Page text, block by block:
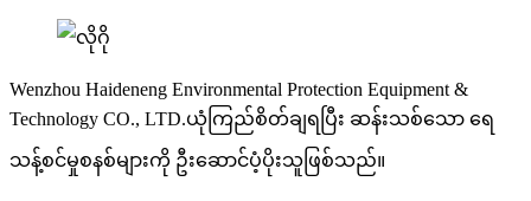
Wenzhou Haideneng Environmental Protection Equipment &
Technology CO., LTD.ယုံကြည်စိတ်ချရပြီး ဆန်းသစ်သော ရေ
သန့်စင်မှုစနစ်များကို ဦးဆောင်ပံ့ပိုးသူဖြစ်သည်။